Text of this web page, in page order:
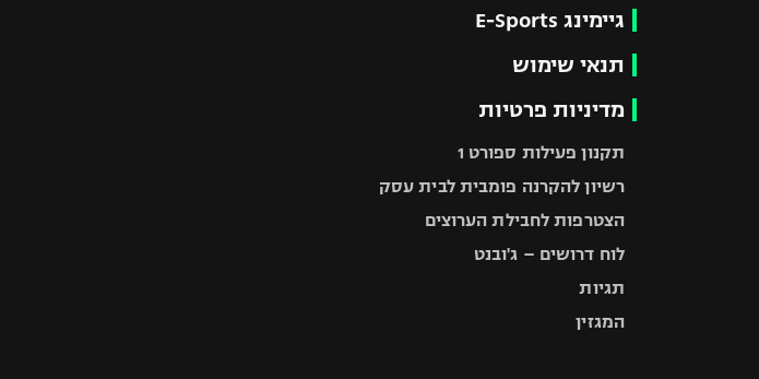
גיימינג E-Sports
תנאי שימוש
מדיניות פרטיות
תקנון פעילות ספורט 1
רשיון להקרנה פומבית לבית עסק
הצטרפות לחבילת הערוצים
לוח דרושים – ג'ובנט
תגיות
המגזין